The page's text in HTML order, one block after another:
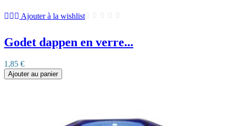
Ajouter à la wishlist
Godet dappen en verre...
1,85 €
Ajouter au panier